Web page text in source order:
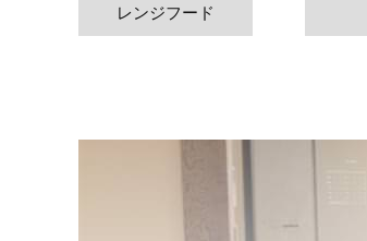
レンジフード